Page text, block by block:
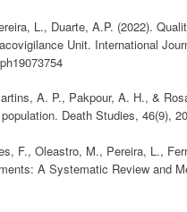
L., Duarte, A.P. (2022).
Unit. International
A. P., Pakpour, A. H., &
Death Studies, 46(9),
F., Oleastro, M., Pereira, L.,
A Systematic Review and